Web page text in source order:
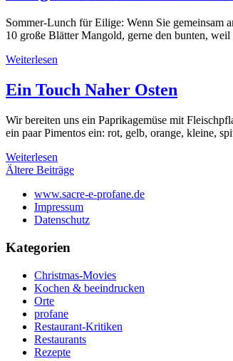
Sommer-Lunch für Eilige: Wenn Sie gemeinsam
10 große Blätter Mangold, gerne den bunten,
Weiterlesen
Ein Touch Naher Osten
Wir bereiten uns ein Paprikagemüse mit
ein paar Pimentos ein: rot, gelb, orange, kleine,
Weiterlesen
Beitragsnavigation
Ältere Beiträge
www.sacre-e-profane.de
Impressum
Datenschutz
Kategorien
Christmas-Movies
Kochen & beeindrucken
Orte
profane
Restaurant-Kritiken
Restaurants
Rezepte